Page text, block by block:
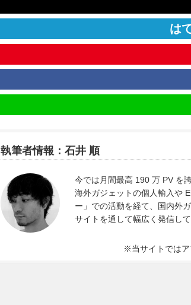
は
執筆者情報：石井 順
今では月間最高 190 万 PV を
海外ガジェットの個人輸入や
ー」での活動を経て、国内外
サイトを通して幅広く発信して
※当サイトではア